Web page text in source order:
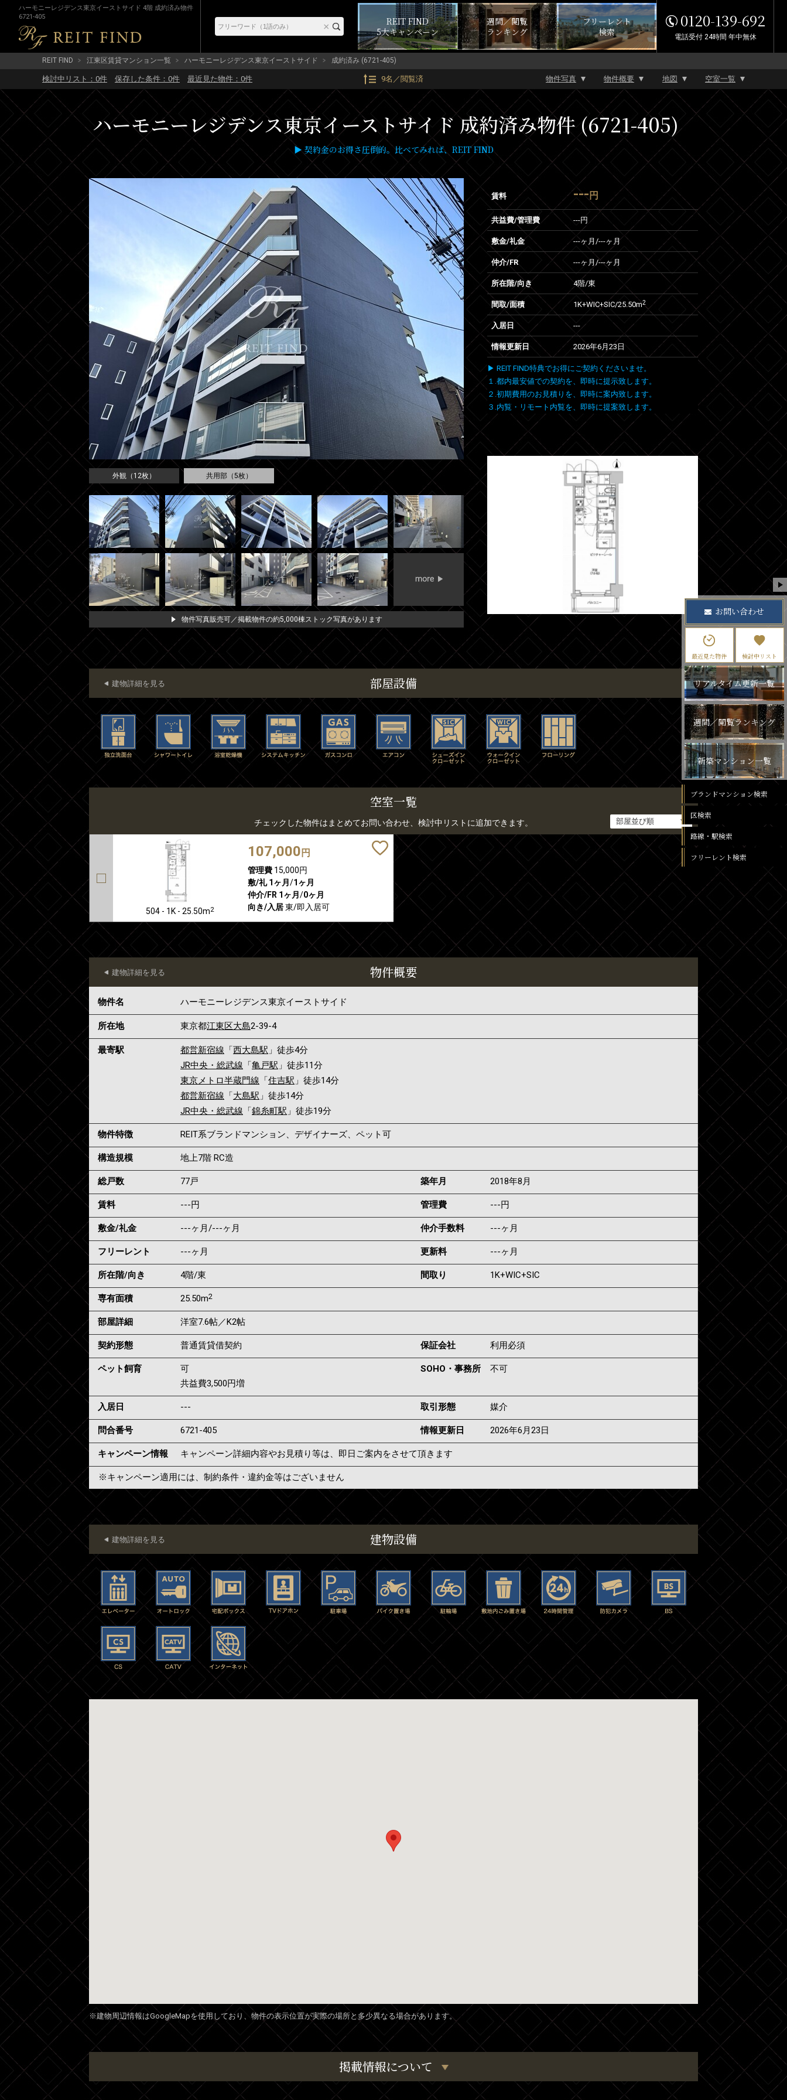
ハーモニーレジデンス東京イーストサイド 4階 成約済み物件
6721-405
REIT FIND
5大キャンペーン
週間／閲覧
ランキング
フリーレント
検索
0120-139-692
電話受付 24時間 年中無休
REIT FIND 江東区賃貸マンション一覧 ハーモニーレジデンス東京イーストサイド 成約済み (6721-405)
検討中リスト： 0件 保存した条件： 0件 最近見た物件： 0件 9名／閲覧済 物件写真 物件概要 地図 空室一覧
ハーモニーレジデンス東京イーストサイド 成約済み物件 (6721-405)
▶ 契約金のお得さ圧倒的。比べてみれば、REIT FIND
外観（12枚） 共用部（5枚）
物件写真販売可／掲載物件の約5,000棟ストック写真があります
賃料 --- 円
共益費/管理費 ---円
敷金/礼金 ---ヶ月 /---ヶ月
仲介/FR ---ヶ月 /---ヶ月
所在階/向き 4階/東
間取/面積 1K+WIC+SIC/25.50m2
入居日 ---
情報更新日 2026年6月23日
▶ REIT FIND特典でお得にご契約くださいませ。
１.都内最安値での契約を、即時に提示致します。
２.初期費用のお見積りを、即時に案内致します。
３.内覧・リモート内覧を、即時に提案致します。
部屋設備
建物詳細を見る
空室一覧
チェックした物件はまとめてお問い合わせ、検討中リストに追加できます。
504 - 1K - 25.50m2
107,000 円
管理費15,000円
敷/礼 1ヶ月 /1ヶ月
仲介/FR 1ヶ月 /0ヶ月
向き/入居東/即入居可
物件概要
建物詳細を見る
物件名 ハーモニーレジデンス東京イーストサイド
所在地 東京都江東区大島2-39-4
最寄駅 都営新宿線 「西大島駅 」徒歩4分
JR中央・総武線 「亀戸駅 」徒歩11分
東京メトロ半蔵門線 「住吉駅 」徒歩14分
都営新宿線 「大島駅 」徒歩14分
JR中央・総武線 「錦糸町駅 」徒歩19分
物件特徴 REIT系ブランドマンション、デザイナーズ、ペット可
構造規模 地上7階 RC造
総戸数 77戸 築年月 2018年8月
賃料 ---円 管理費 ---円
敷金/礼金 ---ヶ月/---ヶ月 仲介手数料 ---ヶ月
フリーレント ---ヶ月 更新料 ---ヶ月
所在階/向き 4階/東 間取り 1K+WIC+SIC
専有面積 25.50m2
部屋詳細 洋室7.6帖／K2帖
契約形態 普通賃貸借契約 保証会社 利用必須
ペット飼育
可
共益費3,500円増
SOHO・事務所 不可
入居日 --- 取引形態 媒介
問合番号 6721-405 情報更新日 2026年6月23日
キャンペーン情報 キャンペーン詳細内容やお見積り等は、即日ご案内をさせて頂きます
※キャンペーン適用には、制約条件・違約金等はございません
建物設備
建物詳細を見る
※建物周辺情報はGoogleMapを使用しており、物件の表示位置が実際の場所と多少異なる場合があります。
掲載情報について
お問い合わせ
最近見た物件 検討中リスト
リアルタイム更新一覧
週間／閲覧ランキング
新築マンション一覧
ブランドマンション検索
区検索
路線・駅検索
フリーレント検索